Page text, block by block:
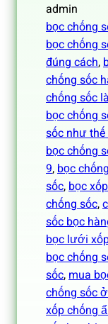
admin
bọc chống
bọc chống
đúng cách,
chống sốc
chống sốc
bọc chống
sốc như
bọc chống
9, bọc
sốc, bọc
chống sốc,
sốc bọc
bọc lưới
bọc chống
sốc, mua
chống sốc
xốp chống